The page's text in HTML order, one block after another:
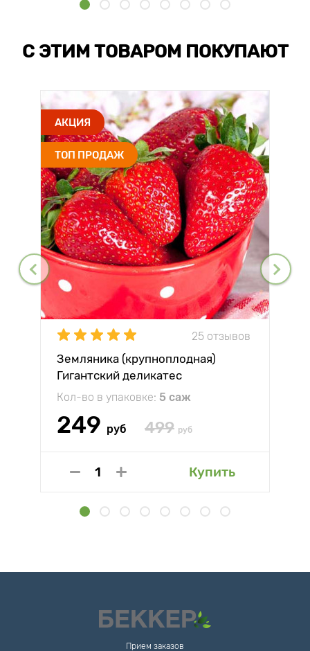
С ЭТИМ ТОВАРОМ ПОКУПАЮТ
АКЦИЯ
ТОП ПРОДАЖ
25 отзывов
Земляника (крупноплодная)
Гигантский деликатес
Кол-во в упаковке: 5 саж
249 руб 499 руб
Купить
Прием заказов